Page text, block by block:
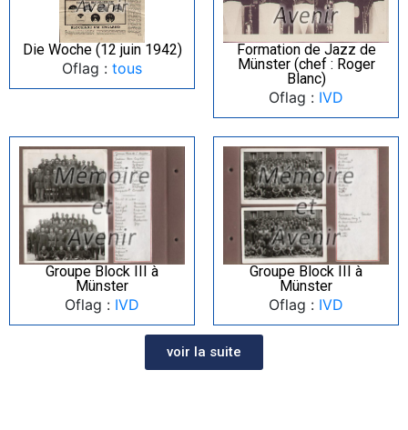
Die Woche (12 juin 1942)
Oflag : tous
Formation de Jazz de
Münster (chef : Roger
Blanc)
Oflag : IVD
Groupe Block III à
Münster
Oflag : IVD
Groupe Block III à
Münster
Oflag : IVD
voir la suite